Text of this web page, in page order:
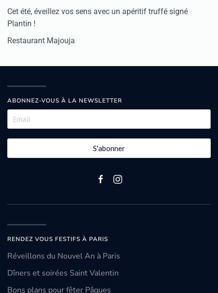
Cet été, éveillez vos sens avec un apéritif truffé signé
Plantin !
Restaurant Majouja
ABONNEZ-VOUS À LA NEWSLETTER
S'abonner
RENDEZ VOUS FESTIFS À PARIS
Réveillons du Nouvel An à Paris
Dîners et soirées Saint Valentin
Bons plans pour fêter Pâques